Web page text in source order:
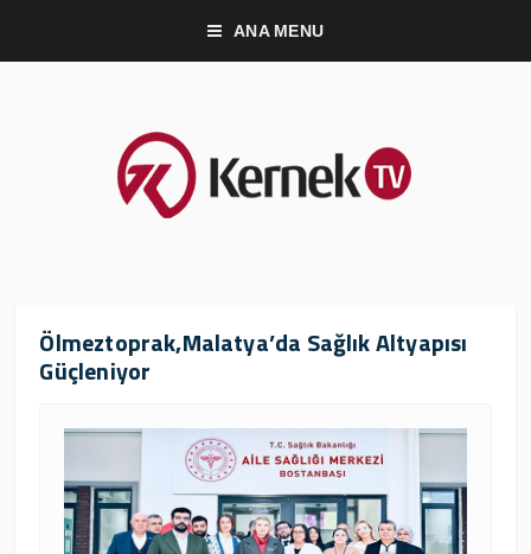
ANA MENU
Ölmeztoprak,Malatya’da Sağlık Altyapısı
Güçleniyor